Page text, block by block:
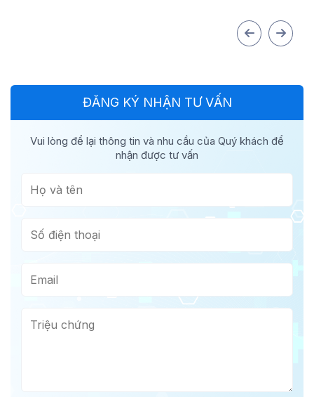
ĐĂNG KÝ NHẬN TƯ VẤN
Vui lòng để lại thông tin và nhu cầu của Quý khách để
nhận được tư vấn